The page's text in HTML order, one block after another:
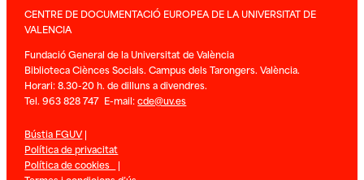
CENTRE DE DOCUMENTACIÓ EUROPEA DE LA UNIVERSITAT DE
VALENCIA
Fundació General de la Universitat de València
Biblioteca Ciènces Socials. Campus dels Tarongers. València.
Horari: 8.30-20 h. de dilluns a divendres.
Tel. 963 828 747 E-mail:cde@uv.es
Bústia FGUV|
Política de privacitat
Política de cookies |